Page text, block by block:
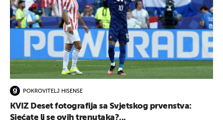
POKROVITELJ HISENSE
KVIZ Deset fotografija sa Svjetskog prvenstva:
Sjećate li se ovih trenutaka?...